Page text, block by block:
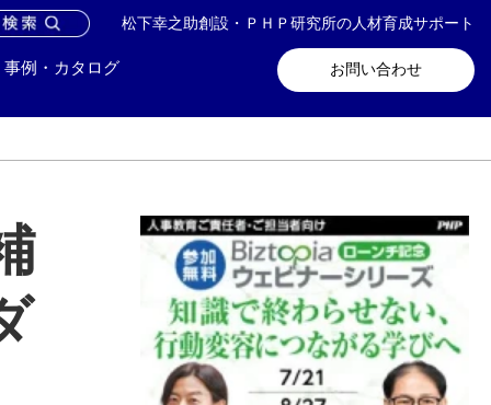
松下幸之助創設・ＰＨＰ研究所の人材育成サポート
お問い合わせ
事例・カタログ
い合わせ メールマガジン登録